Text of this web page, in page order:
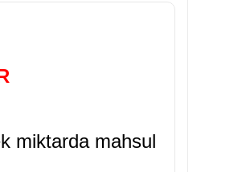
miktarda mahsul